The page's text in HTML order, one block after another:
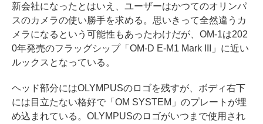
新会社になったとはいえ、ユーザーはかつてのオリンパ
スのカメラの使い勝手を求める。思いきって全然違うカ
メラになるという可能性もあったわけだが、OM-1は202
0年発売のフラッグシップ「OM-D E-M1 Mark III」に近い
ルックスとなっている。
ヘッド部分にはOLYMPUSのロゴを残すが、ボディ右下
には目立たない格好で「OM SYSTEM」のプレートが埋
め込まれている。OLYMPUSのロゴがいつまで使用され